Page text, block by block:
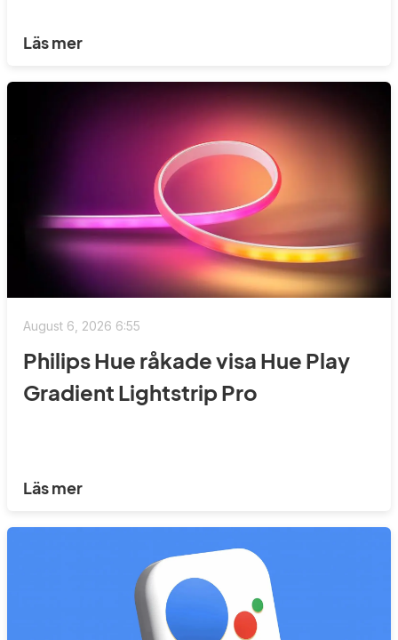
Läs mer
August 6, 2026 6:55
Philips Hue råkade visa Hue Play
Gradient Lightstrip Pro
Läs mer